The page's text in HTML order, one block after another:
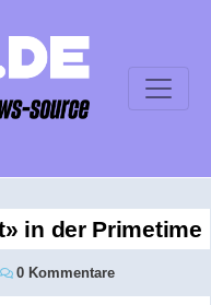
in der Primetime
0 Kommentare